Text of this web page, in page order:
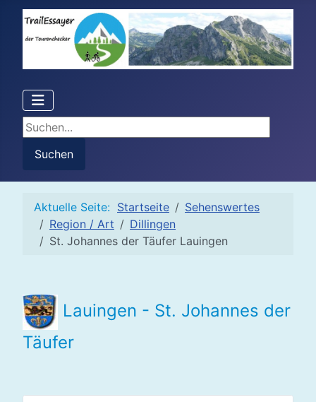
Suchen...
Suchen
Aktuelle Seite: Startseite
Sehenswertes
Region / Art
Dillingen
St. Johannes der Täufer Lauingen
Lauingen - St. Johannes der
Täufer